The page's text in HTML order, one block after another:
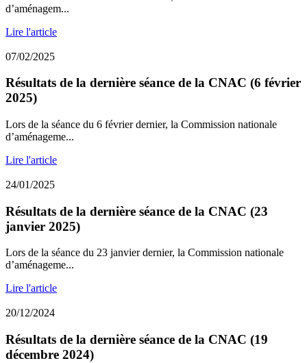
d’aménagem...
Lire l'article
07/02/2025
Résultats de la dernière séance de la CNAC (6 février
2025)
Lors de la séance du 6 février dernier, la Commission nationale
d’aménageme...
Lire l'article
24/01/2025
Résultats de la dernière séance de la CNAC (23
janvier 2025)
Lors de la séance du 23 janvier dernier, la Commission nationale
d’aménageme...
Lire l'article
20/12/2024
Résultats de la dernière séance de la CNAC (19
décembre 2024)